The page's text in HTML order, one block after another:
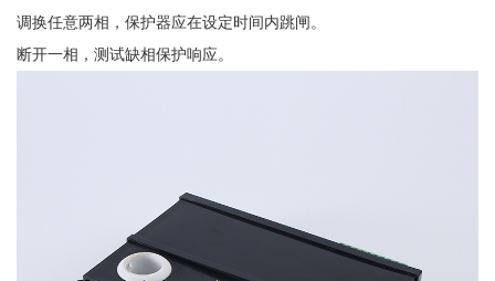
调换任意两相，保护器应在设定时间内跳闸。
断开一相，测试缺相保护响应。